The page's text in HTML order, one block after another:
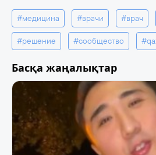
#медицина #врачи #врач
#решение #сообщество
Басқа жаңалықтар